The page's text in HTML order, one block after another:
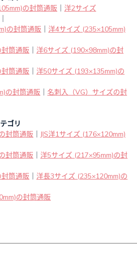
の封筒通販
洋2サイズ
の封筒通販
洋4サイズ (235×105mm)
筒通販
洋6サイズ (190×98mm)の封
筒通販
洋50サイズ (193×135mm)の
の封筒通販
名刺入（VG）サイズの封
ゴリ
封筒通販
JIS洋1サイズ (176×120mm)
封筒通販
洋5サイズ (217×95mm)の封
筒通販
洋長3サイズ (235×120mm)の
の封筒通販